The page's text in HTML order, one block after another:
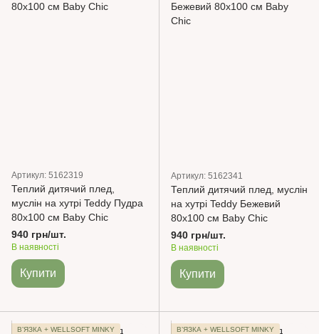
Артикул: 5162319
Теплий дитячий плед,
муслін на хутрі Teddy Пудра
80х100 см Baby Chic
940 грн/шт.
В наявності
Купити
Артикул: 5162341
Теплий дитячий плед, муслін
на хутрі Teddy Бежевий
80х100 см Baby Chic
940 грн/шт.
В наявності
Купити
ВʼЯЗКА + WELLSOFT MINKY ВʼЯЗКА + WELLSOFT MINKY